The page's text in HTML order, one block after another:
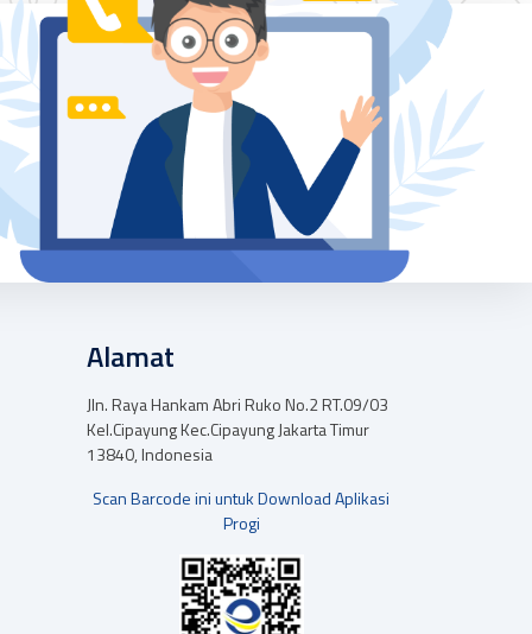
Alamat
Jln. Raya Hankam Abri Ruko No.2 RT.09/03
Kel.Cipayung Kec.Cipayung Jakarta Timur
13840, Indonesia
Scan Barcode ini untuk Download Aplikasi
Progi